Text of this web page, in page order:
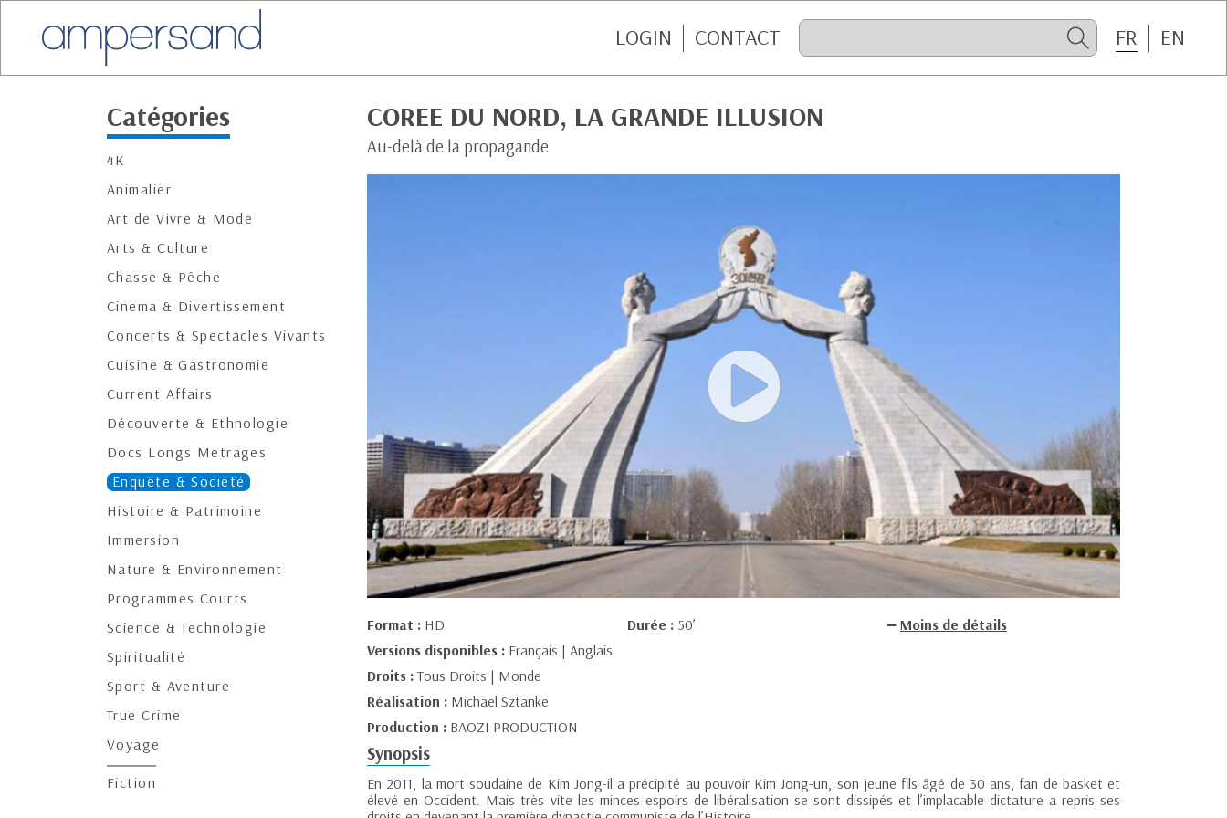
LOGIN CONTACT FR EN
Catégories
4K
Animalier
Art de Vivre & Mode
Arts & Culture
Chasse & Pêche
Cinema & Divertissement
Concerts & Spectacles Vivants
Cuisine & Gastronomie
Current Affairs
Découverte & Ethnologie
Docs Longs Métrages
Enquête & Société
Histoire & Patrimoine
Immersion
Nature & Environnement
Programmes Courts
Science & Technologie
Spiritualité
Sport & Aventure
True Crime
Voyage
Fiction
COREE DU NORD, LA GRANDE ILLUSION
Au-delà de la propagande
Format : HD Durée : 50’
Moins de détails
Versions disponibles : Français | Anglais
Droits :Tous Droits | Monde
Réalisation : Michaël Sztanke
Production : BAOZI PRODUCTION
Synopsis
En 2011, la mort soudaine de Kim Jong-il a précipité au pouvoir Kim Jong-un, son jeune fils âgé de 30 ans, fan de basket et
élevé en Occident. Mais très vite les minces espoirs de libéralisation se sont dissipés et l’implacable dictature a repris ses